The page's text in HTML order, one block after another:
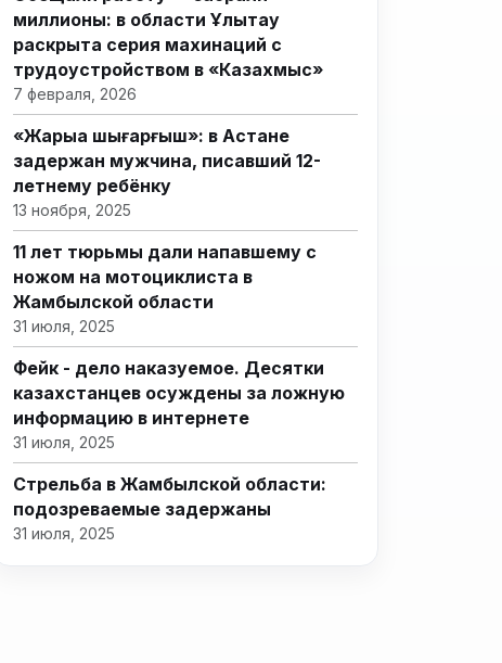
миллионы: в области Ұлытау
раскрыта серия махинаций с
трудоустройством в «Казахмыс»
7 февраля, 2026
«Жарыққа шығарғыш»: в Астане
задержан мужчина, писавший 12-
летнему ребёнку
13 ноября, 2025
11 лет тюрьмы дали напавшему с
ножом на мотоциклиста в
Жамбылской области
31 июля, 2025
Фейк - дело наказуемое. Десятки
казахстанцев осуждены за ложную
информацию в интернете
31 июля, 2025
Стрельба в Жамбылской области:
подозреваемые задержаны
31 июля, 2025